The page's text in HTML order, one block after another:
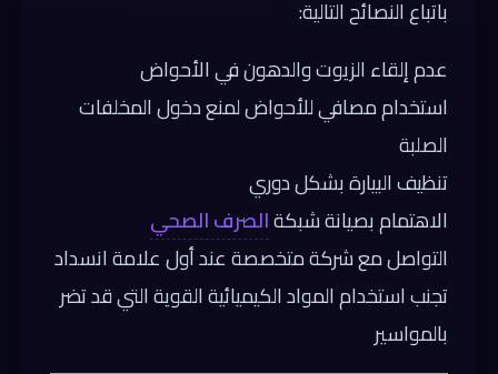
باتباع النصائح التالية:
عدم إلقاء الزيوت والدهون في الأحواض
استخدام مصافي للأحواض لمنع دخول المخلفات
الصلبة
تنظيف البيارة بشكل دوري
الاهتمام بصيانة شبكةالصرف الصحي
التواصل مع شركة متخصصة عند أول علامة انسداد
تجنب استخدام المواد الكيميائية القوية التي قد تضر
بالمواسير